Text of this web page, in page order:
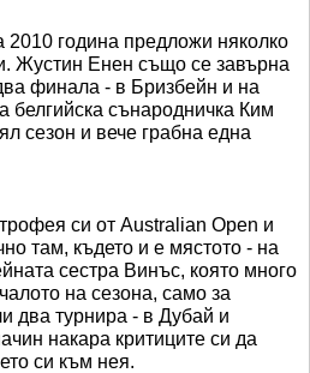
година предложи няколко
Жустин Енен също се завърна
финала - в Бризбейн и на
белгийска сънародничка Ким
сезон и вече грабна една
си от Australian Open и
там, където и е мястото - на
сестра Винъс, която много
на сезона, само за
два турнира - в Дубай и
накара критиците си да
си към нея.